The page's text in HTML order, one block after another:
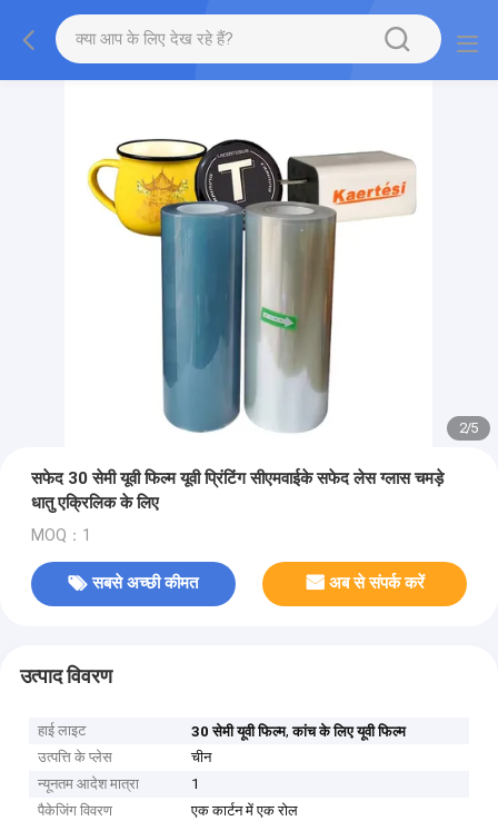
2/5
सफेद 30 सेमी यूवी फिल्म यूवी प्रिंटिंग सीएमवाईके सफेद लेस ग्लास चमड़े
धातु एक्रिलिक के लिए
MOQ：1
सबसे अच्छी कीमत अब से संपर्क करें
उत्पाद विवरण
हाई लाइट 30 सेमी यूवी फिल्म,कांच के लिए यूवी फिल्म
उत्पत्ति के प्लेस
चीन
न्यूनतम आदेश मात्रा
1
पैकेजिंग विवरण
एक कार्टन में एक रोल